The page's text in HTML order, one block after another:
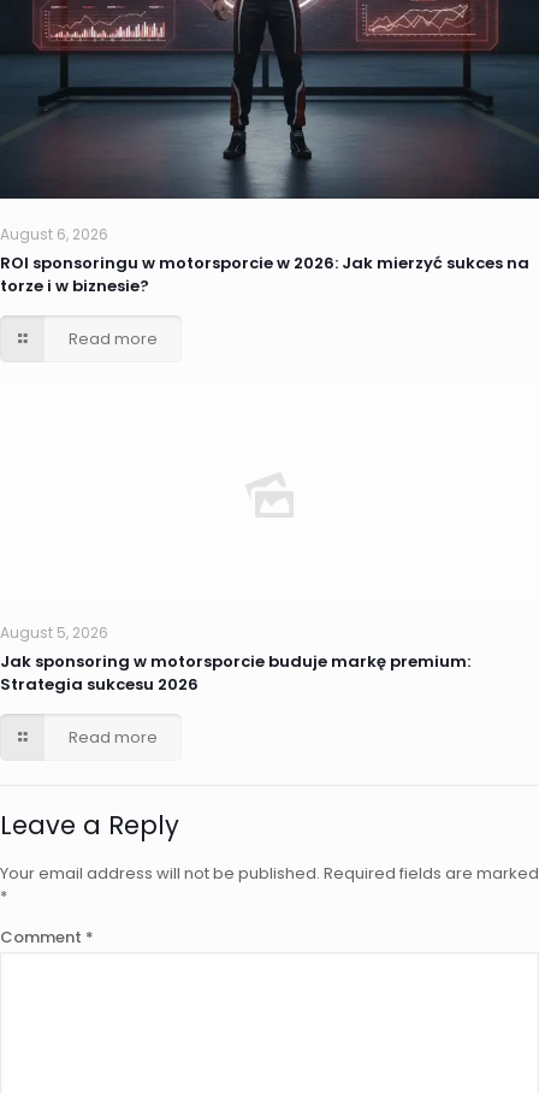
August 6, 2026
ROI sponsoringu w motorsporcie w 2026: Jak mierzyć sukces na
torze i w biznesie?
Read more
August 5, 2026
Jak sponsoring w motorsporcie buduje markę premium:
Strategia sukcesu 2026
Read more
Leave a Reply
Your email address will not be published. Required fields are marked
*
Comment *